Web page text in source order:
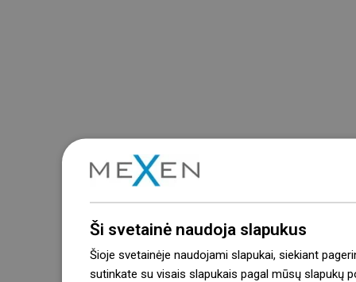
Ši svetainė naudoja slapukus
Šioje svetainėje naudojami slapukai, siekiant
sutinkate su visais slapukais pagal mūsų slapukų